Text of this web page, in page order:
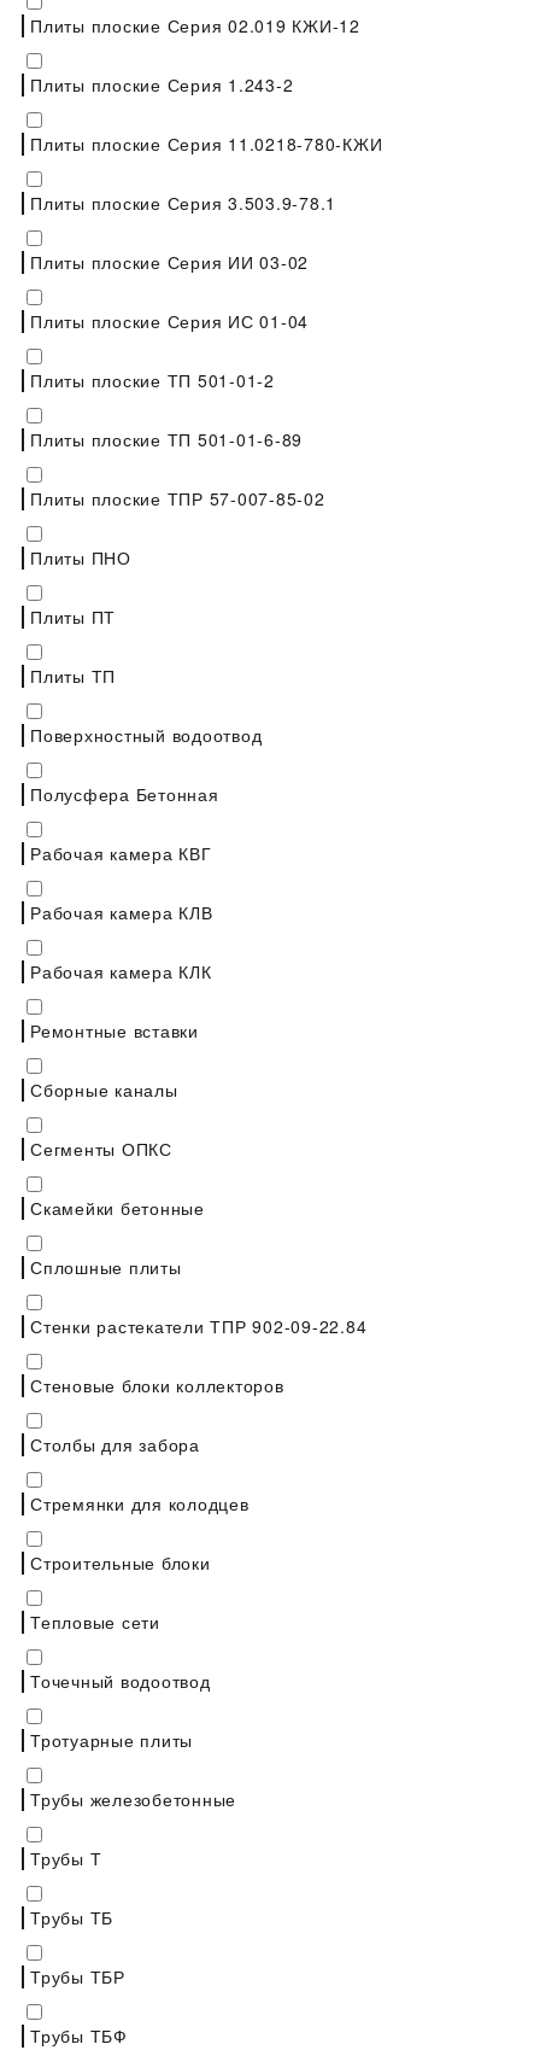
Плиты плоские Серия 02.019 КЖИ-12
Плиты плоские Серия 1.243-2
Плиты плоские Серия 11.0218-780-КЖИ
Плиты плоские Серия 3.503.9-78.1
Плиты плоские Серия ИИ 03-02
Плиты плоские Серия ИС 01-04
Плиты плоские ТП 501-01-2
Плиты плоские ТП 501-01-6-89
Плиты плоские ТПР 57-007-85-02
Плиты ПНО
Плиты ПТ
Плиты ТП
Поверхностный водоотвод
Полусфера Бетонная
Рабочая камера КВГ
Рабочая камера КЛВ
Рабочая камера КЛК
Ремонтные вставки
Сборные каналы
Сегменты ОПКС
Скамейки бетонные
Сплошные плиты
Стенки растекатели ТПР 902-09-22.84
Стеновые блоки коллекторов
Столбы для забора
Стремянки для колодцев
Строительные блоки
Тепловые сети
Точечный водоотвод
Тротуарные плиты
Трубы железобетонные
Трубы Т
Трубы ТБ
Трубы ТБР
Трубы ТБФ